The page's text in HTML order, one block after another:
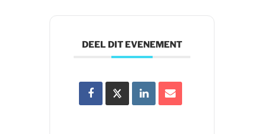
DEEL DIT EVENEMENT